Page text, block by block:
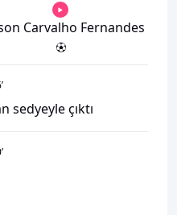
Carvalho Fernandes
’
sedyeyle çıktı
’